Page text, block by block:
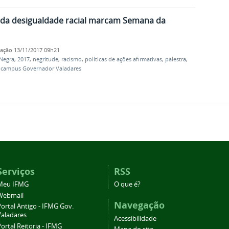
desigualdade racial marcam Semana da
13/11/2017 09h21
, 2017, negritude, racismo, políticas de ações afirmativas, palestra,
campus Governador Valadares
IFMG
Antigo - IFMG Gov.
Reitoria - IFMG
RSS
O que é?
Navegação
Acessibilidade